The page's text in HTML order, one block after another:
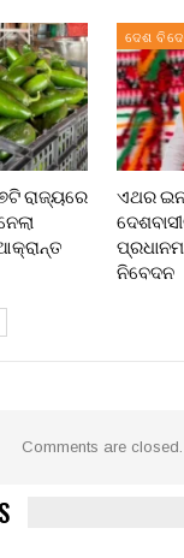
ରାଜ୍ୟରେ
ଦେଶ
ଏଥର
ନିବେଦନ
Comments are closed.